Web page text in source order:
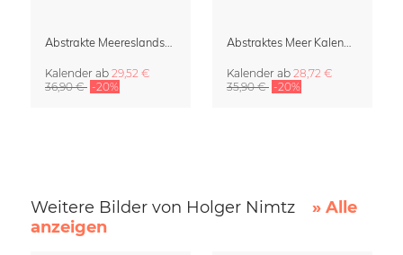
Kalender ab 29,52 €
36,90 € -20%
Kalender ab 28,72 €
35,90 € -20%
Weitere Bilder von Holger Nimtz
» Alle
anzeigen